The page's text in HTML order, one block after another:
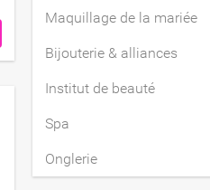
Maquillage de la mariée
Bijouterie & alliances
Institut de beauté
Spa
Onglerie